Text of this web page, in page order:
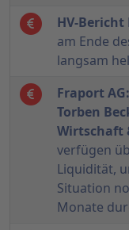
HV-Bericht
am Ende
langsam
Fraport
Torben
Wirtschaft
verfügen
Liquidität,
Situation
Monate